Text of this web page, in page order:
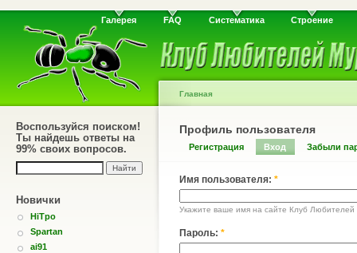
Галерея FAQ Систематика Строение
Воспользуйся поиском!
Ты найдешь ответы на
99% своих вопросов.
Новички
HiTpo
Spartan
ai91
Главная
Профиль пользователя
Регистрация Вход Забыли
Имя пользователя: *
Укажите ваше имя на сайте Клуб Любителей
Пароль: *